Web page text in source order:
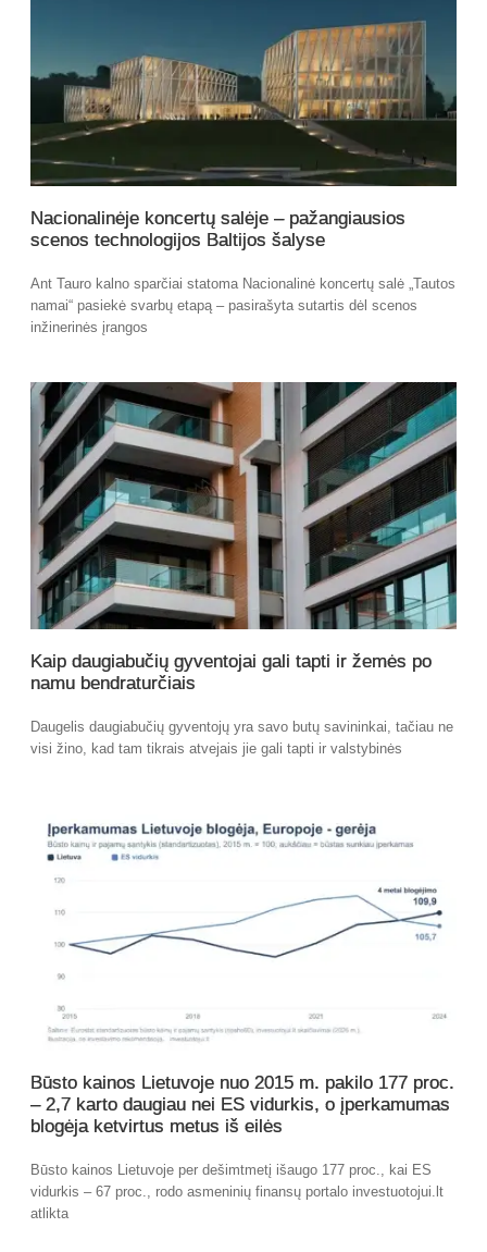
Nacionalinėje koncertų salėje – pažangiausios
scenos technologijos Baltijos šalyse
Ant Tauro kalno sparčiai statoma Nacionalinė koncertų salė „Tautos
namai“ pasiekė svarbų etapą – pasirašyta sutartis dėl scenos
inžinerinės įrangos
Kaip daugiabučių gyventojai gali tapti ir žemės po
namu bendraturčiais
Daugelis daugiabučių gyventojų yra savo butų savininkai, tačiau ne
visi žino, kad tam tikrais atvejais jie gali tapti ir valstybinės
Būsto kainos Lietuvoje nuo 2015 m. pakilo 177 proc.
– 2,7 karto daugiau nei ES vidurkis, o įperkamumas
blogėja ketvirtus metus iš eilės
Būsto kainos Lietuvoje per dešimtmetį išaugo 177 proc., kai ES
vidurkis – 67 proc., rodo asmeninių finansų portalo investuotojui.lt
atlikta